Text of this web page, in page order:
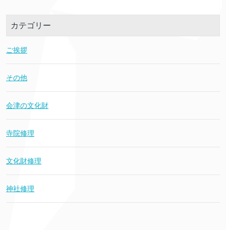
カテゴリー
ご挨拶
その他
会津の文化財
寺院修理
文化財修理
神社修理